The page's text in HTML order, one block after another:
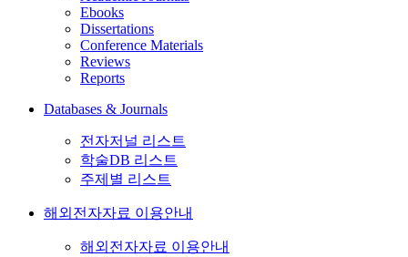
Ebooks
Dissertations
Conference Materials
Reviews
Reports
Databases & Journals
전자저널 리스트
학술DB 리스트
주제별 리스트
해외전자자료 이용안내
해외전자자료 이용안내